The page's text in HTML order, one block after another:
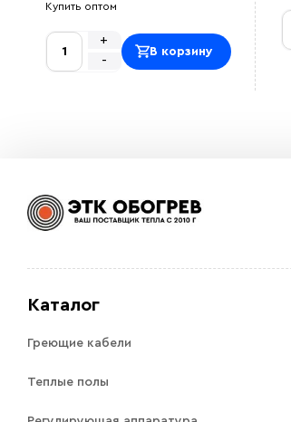
Купить оптом
-
+
В корзину
Каталог
Греющие кабели
Теплые полы